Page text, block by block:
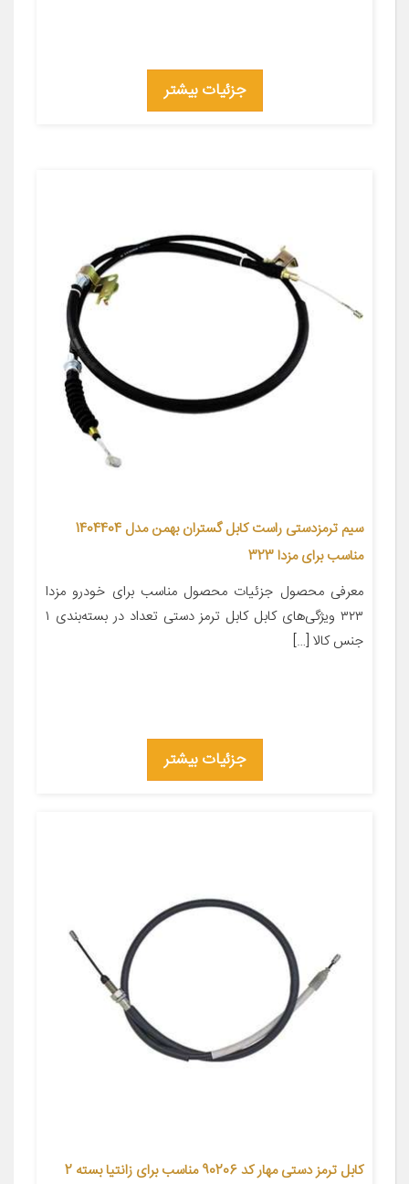
جزئیات بیشتر
سیم ترمزدستی راست کابل گستران بهمن مدل 1404404
مناسب برای مزدا 323
معرفی محصول جزئیات محصول مناسب برای خودرو مزدا
۳۲۳ ویژگی‌های کابل کابل ترمز دستی تعداد در بسته‌بندی ۱
جنس کالا […]
جزئیات بیشتر
کابل ترمز دستی مهار کد 90206 مناسب برای زانتیا بسته 2